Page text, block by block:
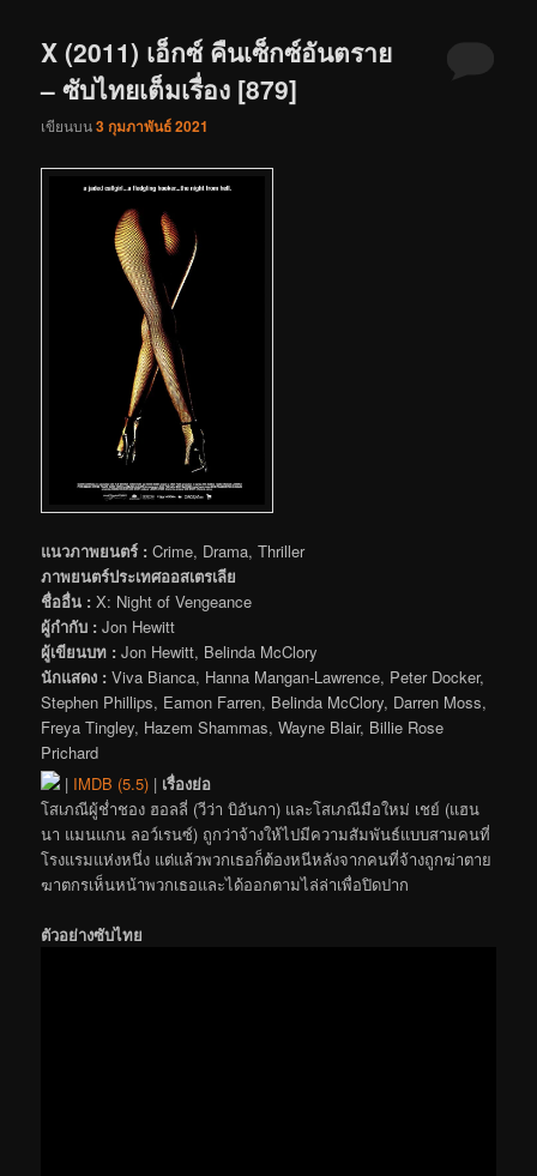
X (2011) เอ็กซ์ คืนเซ็กซ์อันตราย
– ซับไทยเต็มเรื่อง [879]
เขียนบน3 กุมภาพันธ์ 2021
แนวภาพยนตร์ : Crime, Drama, Thriller
ภาพยนตร์ประเทศออสเตรเลีย
ชื่ออื่น : X: Night of Vengeance
ผู้กำกับ : Jon Hewitt
ผู้เขียนบท : Jon Hewitt, Belinda McClory
นักแสดง : Viva Bianca, Hanna Mangan-Lawrence, Peter Docker,
Stephen Phillips, Eamon Farren, Belinda McClory, Darren Moss,
Freya Tingley, Hazem Shammas, Wayne Blair, Billie Rose
Prichard
| IMDB (5.5) | เรื่องย่อ
โสเภณีผู้ช่ำชอง ฮอลลี่ (วีว่า บิอันกา) และโสเภณีมือใหม่ เชย์ (แฮน
นา แมนแกน ลอว์เรนซ์) ถูกว่าจ้างให้ไปมีความสัมพันธ์แบบสามคนที่
โรงแรมแห่งหนึ่ง แต่แล้วพวกเธอก็ต้องหนีหลังจากคนที่จ้างถูกฆ่าตาย
ฆาตกรเห็นหน้าพวกเธอและได้ออกตามไล่ล่าเพื่อปิดปาก
ตัวอย่างซับไทย